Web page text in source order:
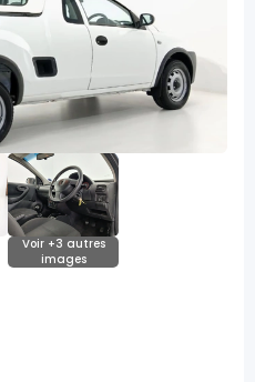
Voir +3 autres
images